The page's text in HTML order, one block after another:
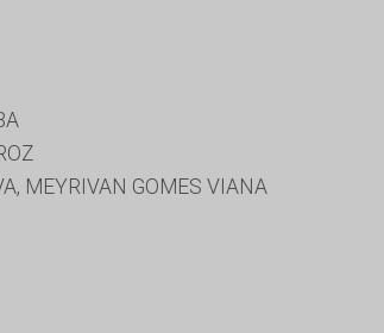
MEYRIVAN GOMES VIANA